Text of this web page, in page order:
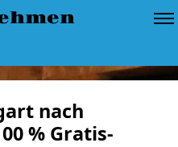
nach
% Gratis-